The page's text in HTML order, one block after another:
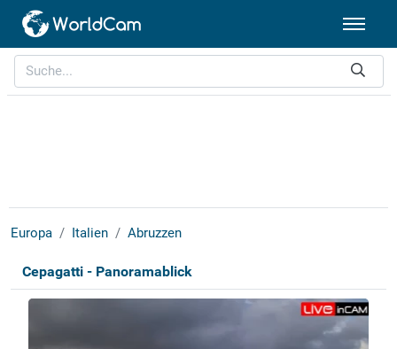
Europa Italien Abruzzen
Cepagatti - Panoramablick